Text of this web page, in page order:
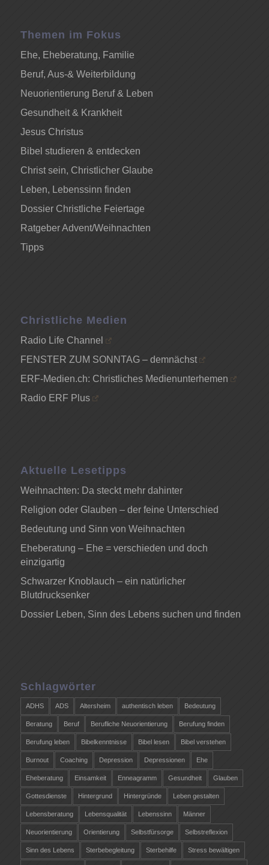
Themen im Fokus
Ehe, Eheberatung, Familie
Beruf, Aus-& Weiterbildung
Neuorientierung Beruf & Leben
Gesundheit & Krankheit
Jesus Christus
Bibel studieren & entdecken
Christ sein, Christlicher Glaube
Leben, Lebenssinn finden
Dossier Christliche Feiertage
Ratgeber Advent/Weihnachten
Tipps
Christliche Medien
Radio Life Channel
FENSTER ZUM SONNTAG – demnächst
ERF-Medien.ch: Christliches Medienunterhemen
Radio ERF Plus
Aktuelle Lesetipps
Weihnachten: Da steckt mehr dahinter
Religion oder Glauben – der feine Unterschied
Bedeutung und Sinn von Weihnachten
Eheberatung – Ehe = verschieden und doch
einzigartig
Schwarzer Knoblauch – ein natürlicher
Blutdrucksenker
Dossier Leben, Sinn des Lebens suchen und finden
Schlagwörter
ADHS ADS Altersheim authentisch leben Bedeutung
Beratung Beruf Berufliche Neuorientierung Berufung finden
Berufung leben Bibelkenntnisse Bibel lesen Bibel verstehen
Burnout Coaching Depression Depressionen Ehe
Eheberatung Einsamkeit Enneagramm Gesundheit Glauben
Gottesdienste Hintergrund Hintergründe Leben gestalten
Lebensberatung Lebensqualität Lebenssinn Männer
Neuorientierung Orientierung Selbstfürsorge Selbstreflexion
Sinn des Lebens Sterbebegleitung Sterbehilfe Stress bewältigen